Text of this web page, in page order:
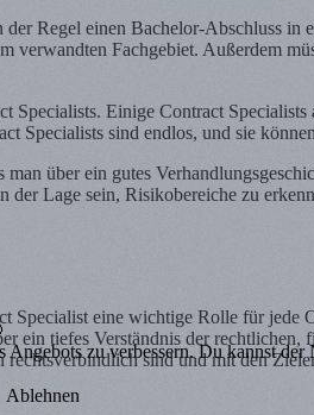
Regel einen Bachelor-Abschluss
verwandten Fachgebiet. Außerdem
Specialists. Einige Contract
Specialists sind endlos, und sie
über ein gutes
der Lage sein, Risikobereiche zu
Specialist eine wichtige Rolle für
ein tiefes Verständnis der
rechtsverbindlich sind und mit den
Angebots zu verbessern. Du kannst
Ablehnen